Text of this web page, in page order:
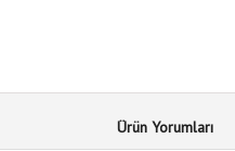
Ürün Yorumları